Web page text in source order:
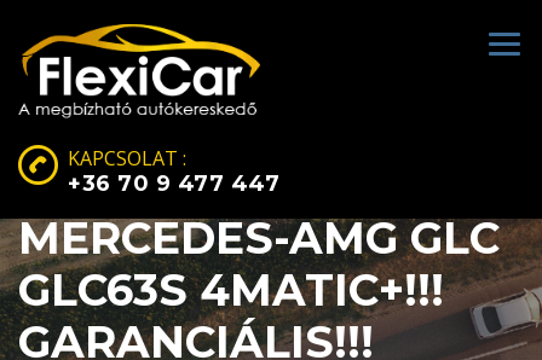
KAPCSOLAT :
+36 70 9 477 447
MERCEDES-AMG GLC
GLC63S 4MATIC+!!!
GARANCIÁLIS!!!